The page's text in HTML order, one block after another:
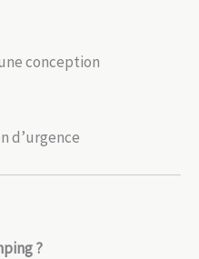
conception
d’urgence
?